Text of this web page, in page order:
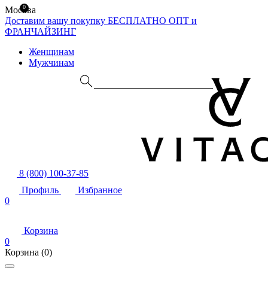
Москва
Доставим вашу покупку БЕСПЛАТНО ОПТ и
ФРАНЧАЙЗИНГ
Женщинам
Мужчинам
8 (800) 100-37-85
Профиль
Избранное
0
Корзина
0
Корзина (0)
0